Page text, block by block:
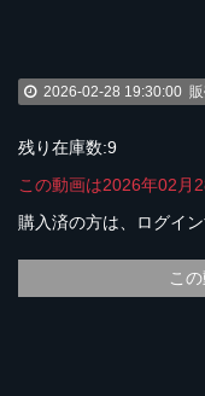
2026-02-28 19:30:00
残り在庫数:9
この動画は2026年02月
購入済の方は、ログイ
こ